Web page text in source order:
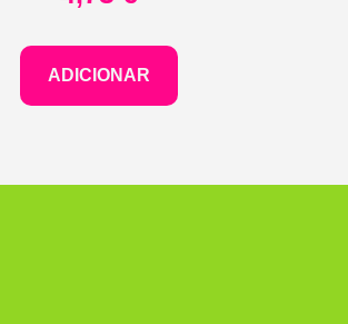
ADICIONAR